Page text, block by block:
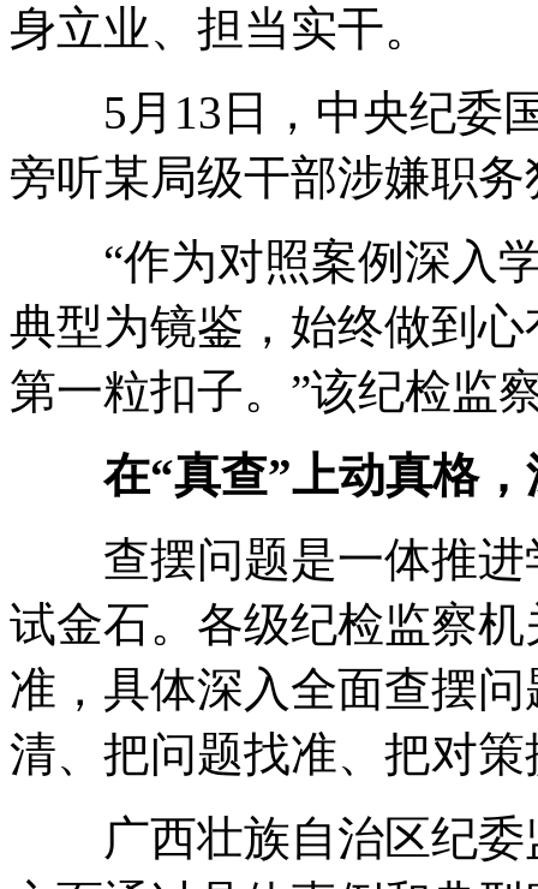
身立业、担当实干。
5月13日，中央纪委国
旁听某局级干部涉嫌职
“作为对照案例深入学
典型为镜鉴，始终做到
第一粒扣子。”该纪检监
在“真查”上动真格，
查摆问题是一体推进
试金石。各级纪检监察
准，具体深入全面查摆
清、把问题找准、把对策
广西壮族自治区纪委